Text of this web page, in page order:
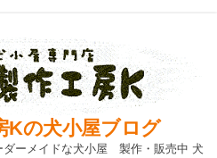
Kの犬小屋ブログ
ダーメイドな犬小屋 製作・販売中 犬